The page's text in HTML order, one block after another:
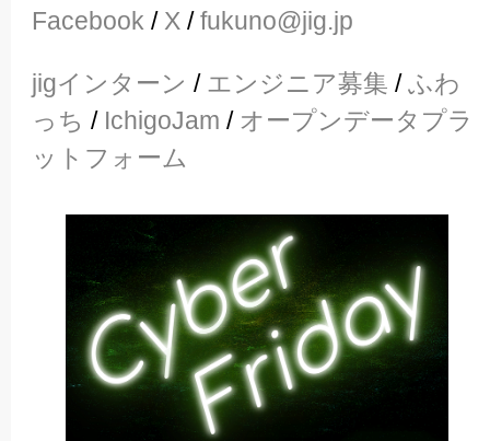
Facebook / X /fukuno@jig.jp
jigインターン / エンジニア募集 /ふわ
っち / IchigoJam / オープンデータプラ
ットフォーム